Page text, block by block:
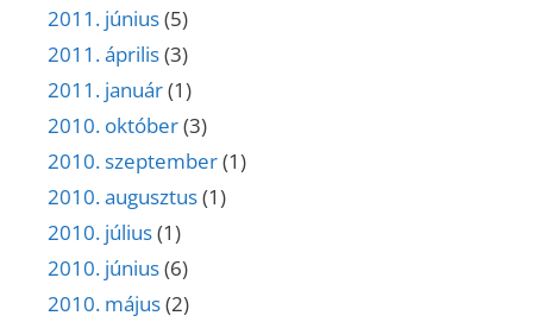
2011. június(5)
2011. április(3)
2011. január(1)
2010. október(3)
2010. szeptember(1)
2010. augusztus(1)
2010. július(1)
2010. június(6)
2010. május(2)